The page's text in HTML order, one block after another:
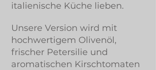
italienische Küche lieben.
Unsere Version wird mit
hochwertigem Olivenöl,
frischer Petersilie und
aromatischen Kirschtomaten